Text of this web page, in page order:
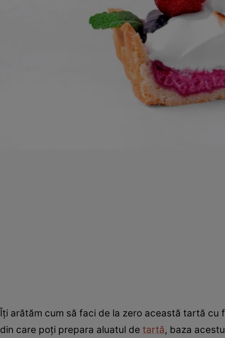
Îţi arătăm cum să faci de la zero această tartă cu
din care poţi prepara aluatul de tartă, baza